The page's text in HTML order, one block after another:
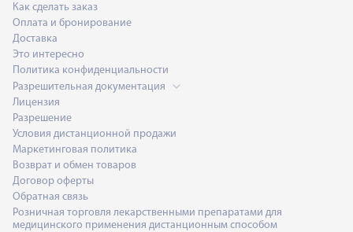
Как сделать заказ
Оплата и бронирование
Доставка
Это интересно
Политика конфиденциальности
Разрешительная документация
Лицензия
Разрешение
Условия дистанционной продажи
Маркетинговая политика
Возврат и обмен товаров
Договор оферты
Обратная связь
Розничная торговля лекарственными препаратами для
медицинского применения дистанционным способом